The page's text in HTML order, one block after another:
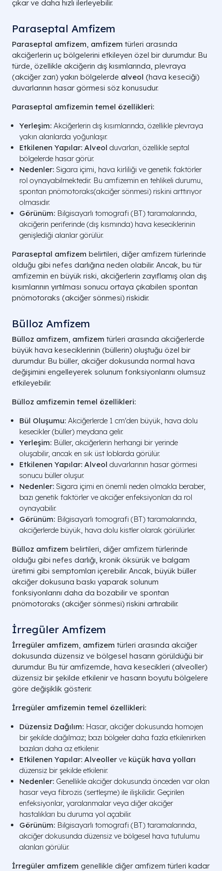
çıkar ve daha hızlı ilerleyebilir.
Paraseptal Amfizem
Paraseptal amfizem, amfizem türleri arasında
akciğerlerin uç bölgelerini etkileyen özel bir durumdur. Bu
türde, özellikle akciğerin dış kısımlarında, plevraya
(akciğer zarı) yakın bölgelerde alveol (hava keseciği)
duvarlarının hasar görmesi söz konusudur.
Paraseptal amfizemin temel özellikleri:
Yerleşim: Akciğerlerin dış kısımlarında, özellikle plevraya
yakın alanlarda yoğunlaşır.
Etkilenen Yapılar: Alveol duvarları, özellikle septal
bölgelerde hasar görür.
Nedenler: Sigara içimi, hava kirliliği ve genetik faktörler
rol oynayabilmektedir. Bu amfizemin en tehlikeli durumu,
spontan pnömotoraks(akciğer sönmesi) riskini arttırıyor
olmasıdır.
Görünüm: Bilgisayarlı tomografi (BT) taramalarında,
akciğerin periferinde (dış kısmında) hava keseciklerinin
genişlediği alanlar görülür.
Paraseptal amfizem belirtileri, diğer amfizem türlerinde
olduğu gibi nefes darlığına neden olabilir. Ancak, bu tür
amfizemin en büyük riski, akciğerlerin zayıflamış olan dış
kısımlarının yırtılması sonucu ortaya çıkabilen spontan
pnömotoraks (akciğer sönmesi) riskidir.
Bülloz Amfizem
Bülloz amfizem, amfizem türleri arasında akciğerlerde
büyük hava keseciklerinin (büllerin) oluştuğu özel bir
durumdur. Bu büller, akciğer dokusunda normal hava
değişimini engelleyerek solunum fonksiyonlarını olumsuz
etkileyebilir.
Bülloz amfizemin temel özellikleri:
Bül Oluşumu: Akciğerlerde 1 cm'den büyük, hava dolu
kesecikler (büller) meydana gelir.
Yerleşim: Büller, akciğerlerin herhangi bir yerinde
oluşabilir, ancak en sık üst loblarda görülür.
Etkilenen Yapılar: Alveol duvarlarının hasar görmesi
sonucu büller oluşur.
Nedenler: Sigara içimi en önemli neden olmakla beraber,
bazı genetik faktörler ve akciğer enfeksiyonları da rol
oynayabilir.
Görünüm: Bilgisayarlı tomografi (BT) taramalarında,
akciğerlerde büyük, hava dolu kistler olarak görülürler.
Bülloz amfizem belirtileri, diğer amfizem türlerinde
olduğu gibi nefes darlığı, kronik öksürük ve balgam
üretimi gibi semptomları içerebilir. Ancak, büyük büller
akciğer dokusuna baskı yaparak solunum
fonksiyonlarını daha da bozabilir ve spontan
pnömotoraks (akciğer sönmesi) riskini artırabilir.
İrregüler Amfizem
İrregüler amfizem, amfizem türleri arasında akciğer
dokusunda düzensiz ve bölgesel hasarın görüldüğü bir
durumdur. Bu tür amfizemde, hava kesecikleri (alveoller)
düzensiz bir şekilde etkilenir ve hasarın boyutu bölgelere
göre değişiklik gösterir.
İrregüler amfizemin temel özellikleri:
Düzensiz Dağılım: Hasar, akciğer dokusunda homojen
bir şekilde dağılmaz; bazı bölgeler daha fazla etkilenirken
bazıları daha az etkilenir.
Etkilenen Yapılar: Alveoller ve küçük hava yolları
düzensiz bir şekilde etkilenir.
Nedenler: Genellikle akciğer dokusunda önceden var olan
hasar veya fibrozis (sertleşme) ile ilişkilidir. Geçirilen
enfeksiyonlar, yaralanmalar veya diğer akciğer
hastalıkları bu duruma yol açabilir.
Görünüm: Bilgisayarlı tomografi (BT) taramalarında,
akciğer dokusunda düzensiz ve bölgesel hava tutulumu
alanları görülür.
İrregüler amfizem genellikle diğer amfizem türleri kadar